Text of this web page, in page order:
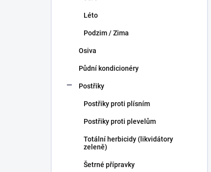
Léto
Podzim / Zima
Osiva
Půdní kondicionéry
Postřiky
Postřiky proti plísním
Postřiky proti plevelům
Totální herbicidy (likvidátory
zeleně)
Šetrné přípravky